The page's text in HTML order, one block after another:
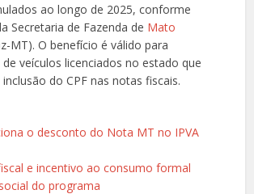
ao longo de 2025, conforme
Secretaria de Fazenda de Mato
MT). O benefício é válido para
veículos licenciados no estado que
do CPF nas notas fiscais.
o desconto do Nota MT no IPVA
e incentivo ao consumo formal
do programa